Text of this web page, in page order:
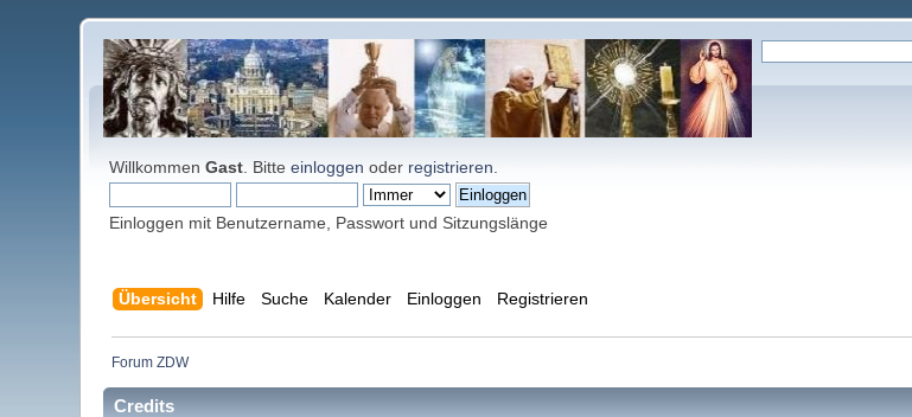
WillkommenGast . Bitteeinloggen oder registrieren
Einloggen mit Benutzername, Passwort und Sitzungslänge
Übersicht Hilfe Suche Kalender Einloggen Registrieren
Forum ZDW
Credits